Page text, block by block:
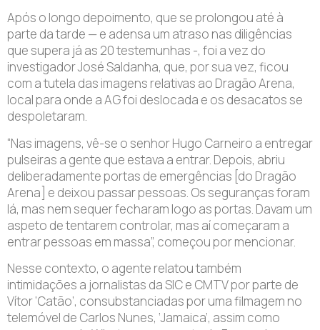
Após o longo depoimento, que se prolongou até à
parte da tarde — e adensa um atraso nas diligências
que supera já as 20 testemunhas -, foi a vez do
investigador José Saldanha, que, por sua vez, ficou
com a tutela das imagens relativas ao Dragão Arena,
local para onde a AG foi deslocada e os desacatos se
despoletaram.
“Nas imagens, vê-se o senhor Hugo Carneiro a entregar
pulseiras a gente que estava a entrar. Depois, abriu
deliberadamente portas de emergências [do Dragão
Arena] e deixou passar pessoas. Os seguranças foram
lá, mas nem sequer fecharam logo as portas. Davam um
aspeto de tentarem controlar, mas aí começaram a
entrar pessoas em massa”, começou por mencionar.
Nesse contexto, o agente relatou também
intimidações a jornalistas da SIC e CMTV por parte de
Vítor ‘Catão’, consubstanciadas por uma filmagem no
telemóvel de Carlos Nunes, ‘Jamaica’, assim como